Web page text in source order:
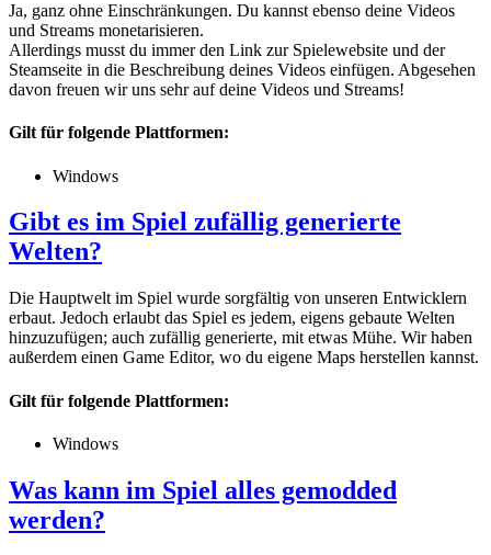
Ja, ganz ohne Einschränkungen. Du kannst ebenso deine Videos
und Streams monetarisieren.
Allerdings musst du immer den Link zur Spielewebsite und der
Steamseite in die Beschreibung deines Videos einfügen. Abgesehen
davon freuen wir uns sehr auf deine Videos und Streams!
Gilt für folgende Plattformen:
Windows
Gibt es im Spiel zufällig generierte
Welten?
Die Hauptwelt im Spiel wurde sorgfältig von unseren Entwicklern
erbaut. Jedoch erlaubt das Spiel es jedem, eigens gebaute Welten
hinzuzufügen; auch zufällig generierte, mit etwas Mühe. Wir haben
außerdem einen Game Editor, wo du eigene Maps herstellen kannst.
Gilt für folgende Plattformen:
Windows
Was kann im Spiel alles gemodded
werden?